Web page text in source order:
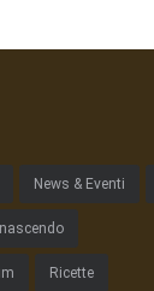
News & Eventi
Ricette